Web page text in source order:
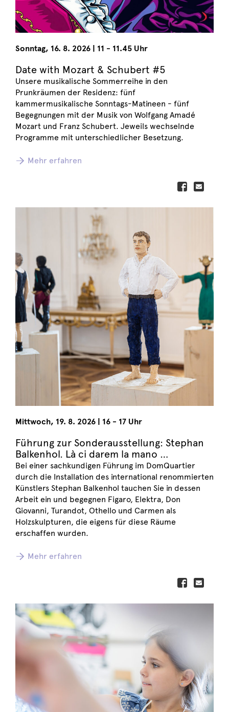
Sonntag, 16. 8. 2026 | 11 - 11.45 Uhr
Date with Mozart & Schubert #5
Unsere musikalische Sommerreihe in den
Prunkräumen der Residenz: fünf
kammermusikalische Sonntags-Matineen - fünf
Begegnungen mit der Musik von Wolfgang Amadé
Mozart und Franz Schubert. Jeweils wechselnde
Programme mit unterschiedlicher Besetzung.
Mehr erfahren
Mittwoch, 19. 8. 2026 16 - 17 Uhr
Führung zur Sonderausstellung: Stephan
Balkenhol. Là ci darem la mano …
Bei einer sachkundigen Führung im DomQuartier
durch die Installation des international renommierten
Künstlers Stephan Balkenhol tauchen Sie in dessen
Arbeit ein und begegnen Figaro, Elektra, Don
Giovanni, Turandot, Othello und Carmen als
Holzskulpturen, die eigens für diese Räume
erschaffen wurden.
Mehr erfahren